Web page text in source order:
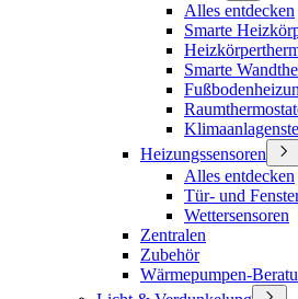
Alles entdecken
Smarte
Smarte
Heizungssensoren
Alles entdecken
Tür- und
Wettersensoren
Zentralen
Zubehör
Wärmepumpen-